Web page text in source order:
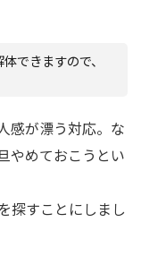
できますので、
感が漂う対応。な
やめておこうとい
探すことにしまし